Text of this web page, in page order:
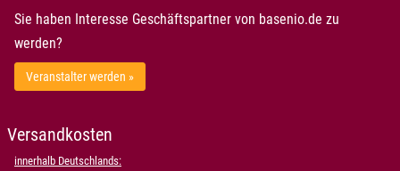
Sie haben Interesse Geschäftspartner von basenio.de zu
werden?
Veranstalter werden »
Versandkosten
innerhalb Deutschlands: